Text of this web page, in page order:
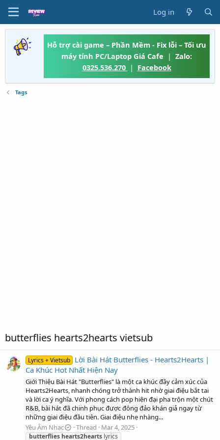
Log in
Hỗ trợ cài game – Phần Mềm - Fix lỗi – Tối ưu
máy tính PC/Laptop Giá Cafe | Zalo:
0325.536.270 | Facebook
Tags
butterflies hearts2hearts vietsub
Lyrics + Vietsub Lời Bài Hát Butterflies - Hearts2Hearts |
Ca Khúc Hot Nhất Hiện Nay
Giới Thiệu Bài Hát "Butterflies" là một ca khúc đầy cảm xúc của
Hearts2Hearts, nhanh chóng trở thành hit nhờ giai điệu bắt tai
và lời ca ý nghĩa. Với phong cách pop hiện đại pha trộn một chút
R&B, bài hát đã chinh phục được đông đảo khán giả ngay từ
những giai điệu đầu tiên. Giai điệu nhẹ nhàng...
Yêu Âm Nhạc
Thread Mar 4, 2025
butterflies hearts2hearts lyrics